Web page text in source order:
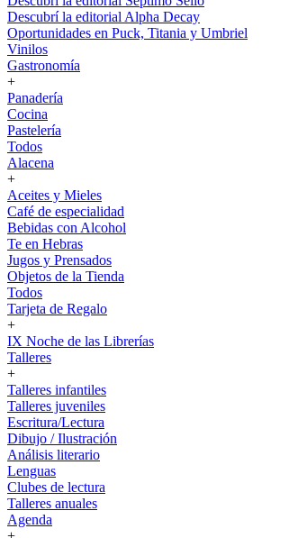
Descubrí la editorial Alpha Decay
Oportunidades en Puck, Titania y Umbriel
Vinilos
Gastronomía
+
Panadería
Cocina
Pastelería
Todos
Alacena
+
Aceites y Mieles
Café de especialidad
Bebidas con Alcohol
Te en Hebras
Jugos y Prensados
Objetos de la Tienda
Todos
Tarjeta de Regalo
+
IX Noche de las Librerías
Talleres
+
Talleres infantiles
Talleres juveniles
Escritura/Lectura
Dibujo / Ilustración
Análisis literario
Lenguas
Clubes de lectura
Talleres anuales
Agenda